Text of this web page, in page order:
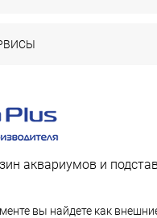
аквариумов и
вы найдете как